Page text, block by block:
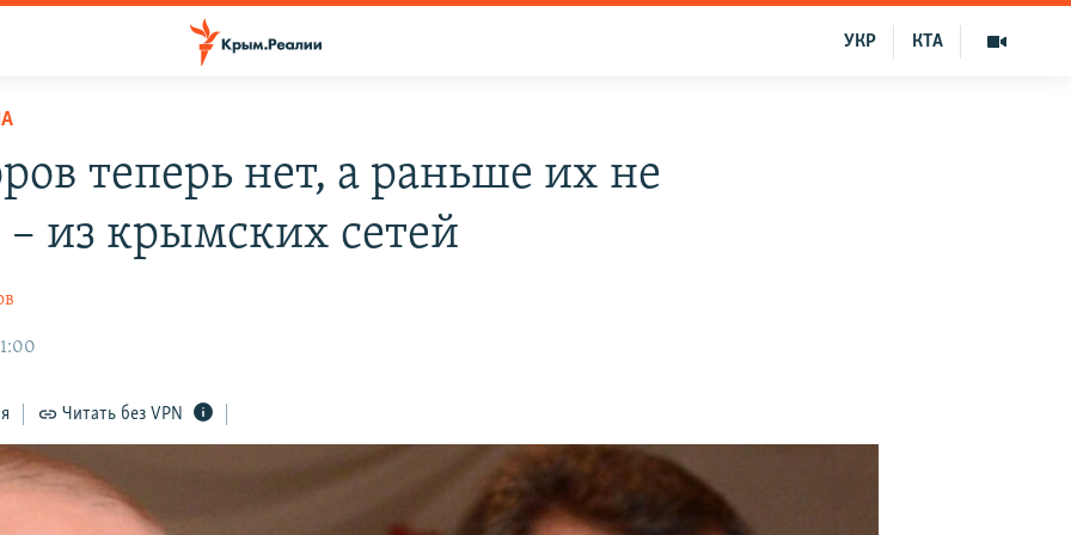
КТА
УКР
теперь нет, а раньше их не
из крымских сетей
Читать без VPN